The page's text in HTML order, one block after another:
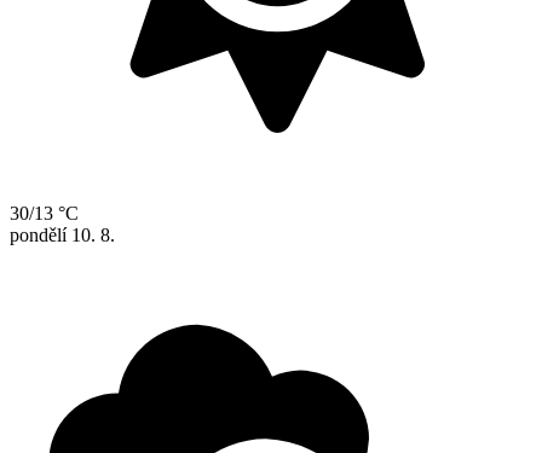
30/13 °C
pondělí 10. 8.